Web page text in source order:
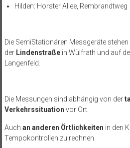
Hilden: Horster Allee, Rembrandtweg
Die SemiStationären Messgeräte stehen
der Lindenstraße in Wülfrath und auf
Langenfeld.
Die Messungen sind abhängig von der
Verkehrssituation vor Ort.
Auch an anderen Örtlichkeiten in den
Tempokontrollen zu rechnen.